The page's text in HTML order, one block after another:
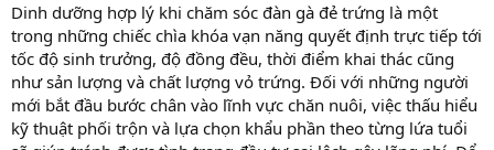
Dinh dưỡng hợp lý khi chăm sóc đàn gà đẻ trứng là một
trong những chiếc chìa khóa vạn năng quyết định trực tiếp tới
tốc độ sinh trưởng, độ đồng đều, thời điểm khai thác cũng
như sản lượng và chất lượng vỏ trứng. Đối với những người
mới bắt đầu bước chân vào lĩnh vực chăn nuôi, việc thấu hiểu
kỹ thuật phối trộn và lựa chọn khẩu phần theo từng lứa tuổi